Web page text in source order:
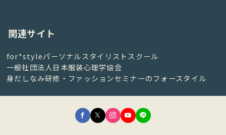
関連サイト
for*styleパーソナルスタイリストスクール
一般社団法人日本服装心理学協会
身だしなみ研修・ファッションセミナーのフォースタイル